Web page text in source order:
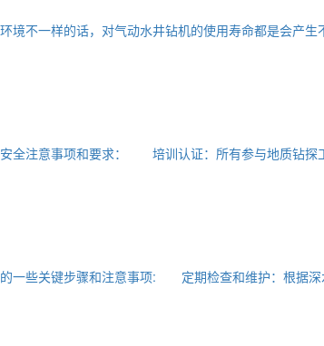
境不一样的话，对气动水井钻机的使用寿命都是
意事项和要求： 培训认证：所有参与地质钻探
关键步骤和注意事项: 定期检查和维护：根据深